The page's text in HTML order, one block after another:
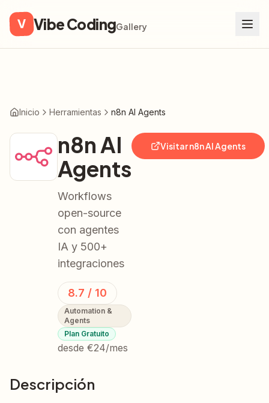
V Vibe CodingGallery
Inicio Herramientas n8n AI Agents
n8n AI
Agents
Workflows
open-source
con agentes
IA y 500+
integraciones
8.7 / 10
Automation &
Agents
Plan Gratuito
desde €24/mes
Visitarn8n AI Agents
Descripción